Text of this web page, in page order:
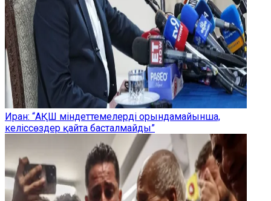
Иран: “АҚШ міндеттемелерді орындамайынша,
келіссөздер қайта басталмайды”